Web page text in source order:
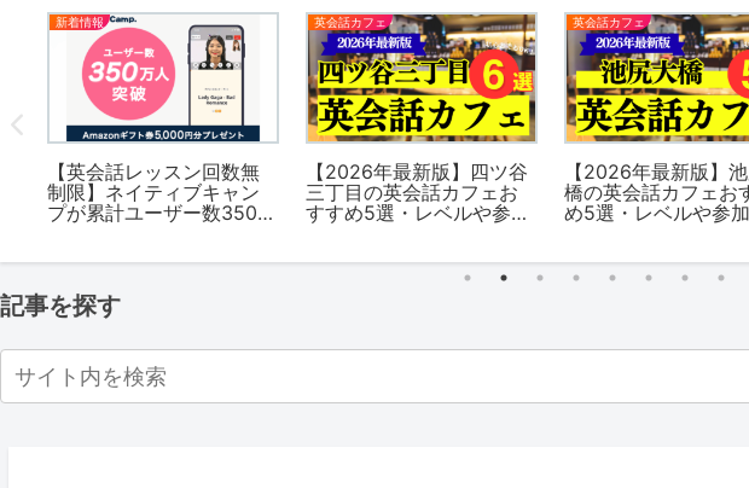
新着情報
【英会話レッスン回数無
制限】ネイティブキャン
プが累計ユーザー数350万
英会話カフェ
【2026年最新版】四ツ谷
三丁目の英会話カフェお
すすめ5選・レベルや参加
英会話カフェ
【2026年最新版】
橋の英会話カフェお
め5選・レベルや参
記事を探す